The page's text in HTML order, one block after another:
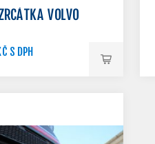
VOLVO
S DPH